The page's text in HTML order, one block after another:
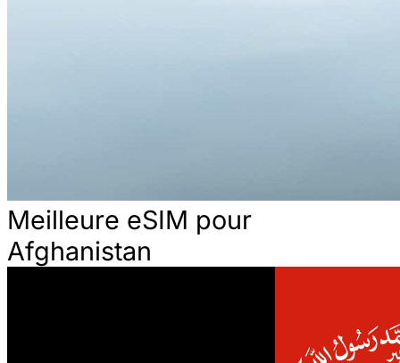
Meilleure eSIM pour
Afghanistan